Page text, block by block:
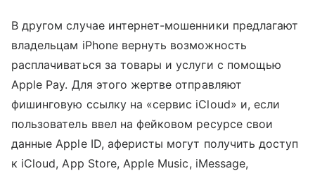
В другом случае интернет-мошенники предлагают
владельцам iPhone вернуть возможность
расплачиваться за товары и услуги с помощью
Apple Pay. Для этого жертве отправляют
фишинговую ссылку на «сервис iCloud» и, если
пользователь ввел на фейковом ресурсе свои
данные Apple ID, аферисты могут получить доступ
к iCloud, App Store, Apple Music, iMessage,